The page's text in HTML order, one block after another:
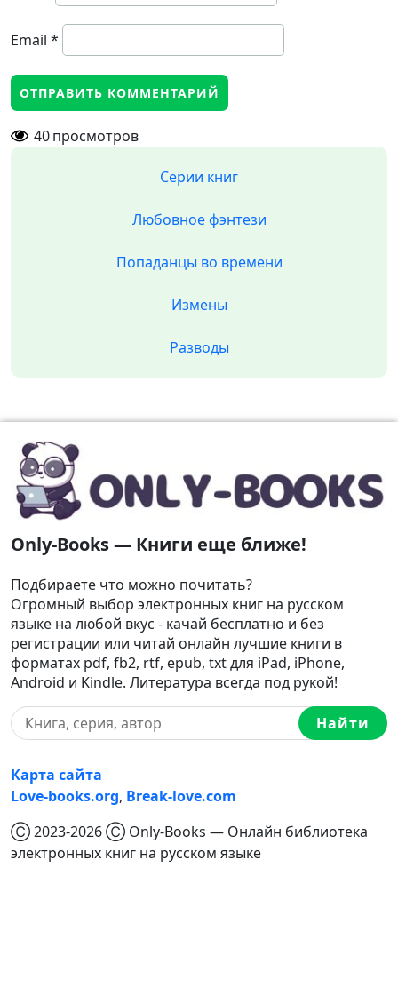
Email *
40просмотров
Серии книг
Любовное фэнтези
Попаданцы во времени
Измены
Разводы
Only-Books — Книги еще ближе!
Подбираете что можно почитать?
Огромный выбор электронных книг на русском
языке на любой вкус - качай бесплатно и без
регистрации или читай онлайн лучшие книги в
форматах pdf, fb2, rtf, epub, txt для iPad, iPhone,
Android и Kindle. Литература всегда под рукой!
Найти
Карта сайта
Love-books.org, Break-love.com
Ⓒ 2023-2026 Ⓒ Only-Books — Онлайн библиотека
электронных книг на русском языке